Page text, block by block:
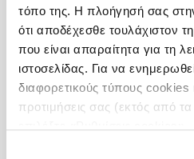
τόπο της. Η πλοήγησή σας
ότι αποδέχεσθε τουλάχιστον
που είναι απαραίτητα για τη
ιστοσελίδας. Για να
διαφορετικούς τύπους cookies
προτιμήσεις σας (εκτός από
Σχετικές εκπαιδεύσεις
προκειμένου να συμμετέχουν
θεμάτων και στην υιοθέτηση
Η ανάπτυξη κατάλληλων
ποιοτικό δεδομένα στο πλαίσιο
της εταιρίας για την βιωσιμότητα
ενημέρωση της Διοίκησης προς